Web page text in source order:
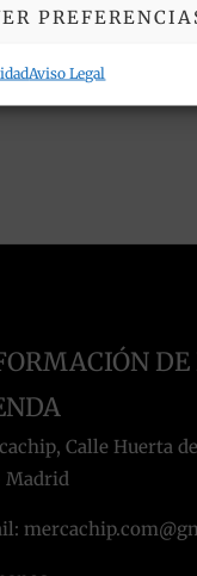
Aviso Legal
DE
Calle Huerta
Madrid